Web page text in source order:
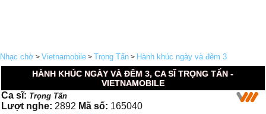
Nhạc chờ > Vietnamobile > Trọng Tấn > Hành khúc ngày và đêm 3
HÀNH KHÚC NGÀY VÀ ĐÊM 3, CA SĨ TRỌNG TẤN -
VIETNAMOBILE
Ca sĩ: Trọng Tấn
Lượt nghe: 2892 Mã số: 165040